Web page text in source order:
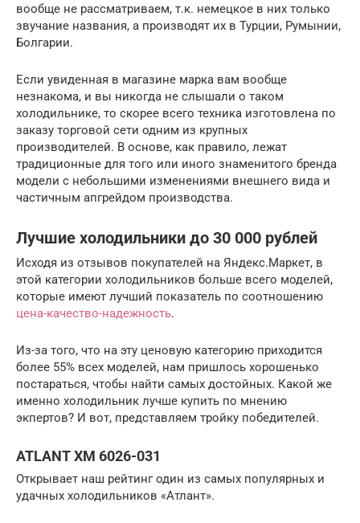
вообще не рассматриваем, т.к. немецкое в них только
звучание названия, а производят их в Турции, Румынии,
Болгарии.
Если увиденная в магазине марка вам вообще
незнакома, и вы никогда не слышали о таком
холодильнике, то скорее всего техника изготовлена по
заказу торговой сети одним из крупных
производителей. В основе, как правило, лежат
традиционные для того или иного знаменитого бренда
модели с небольшими изменениями внешнего вида и
частичным апгрейдом производства.
Лучшие холодильники до 30 000 рублей
Исходя из отзывов покупателей на Яндекс.Маркет, в
этой категории холодильников больше всего моделей,
которые имеют лучший показатель по соотношению
цена-качество-надежность.
Из-за того, что на эту ценовую категорию приходится
более 55% всех моделей, нам пришлось хорошенько
постараться, чтобы найти самых достойных. Какой же
именно холодильник лучше купить по мнению
экпертов? И вот, представляем тройку победителей.
ATLANT ХМ 6026-031
Открывает наш рейтинг один из самых популярных и
удачных холодильников «Атлант».